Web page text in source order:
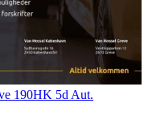
190HK 5d Aut.